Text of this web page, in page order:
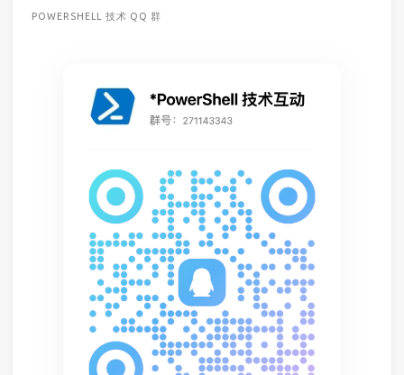
POWERSHELL 技术 QQ 群